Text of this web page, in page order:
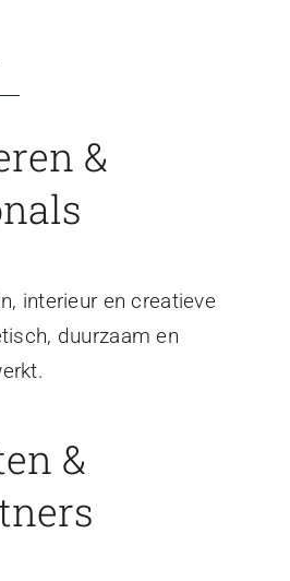
&
interieur en creatieve
duurzaam en
&